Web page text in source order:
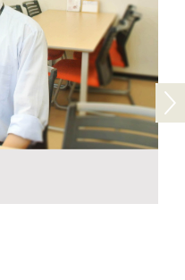
Next